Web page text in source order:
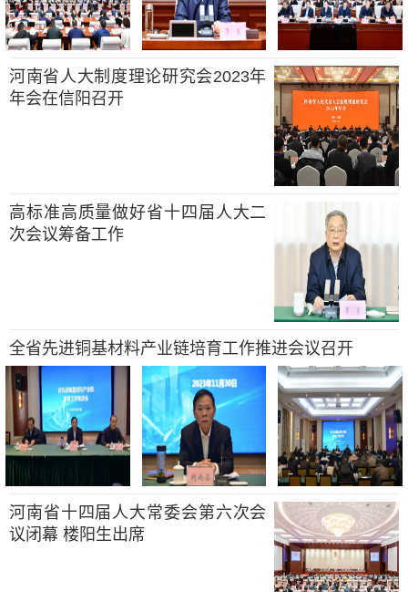
河南省人大制度理论研究会2023年
年会在信阳召开
高标准高质量做好省十四届人大二
次会议筹备工作
全省先进铜基材料产业链培育工作推进会议召开
河南省十四届人大常委会第六次会
议闭幕 楼阳生出席